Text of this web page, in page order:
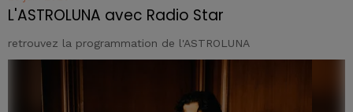
L'ASTROLUNA avec Radio Star
retrouvez la programmation de l'ASTROLUNA